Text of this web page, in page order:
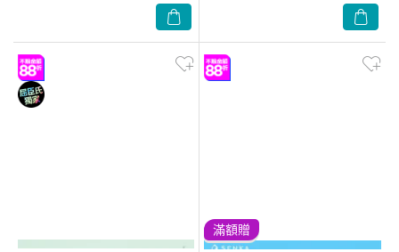
滿額贈